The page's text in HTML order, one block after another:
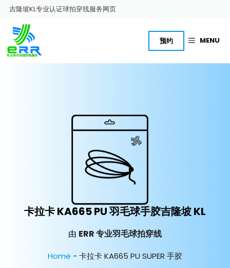
吉隆坡KL专业认证球拍穿线服务网页
MENU
预约
卡拉卡 KA665 PU 羽毛球手胶吉隆坡 KL
由 ERR 专业羽毛球拍穿线
Home - 卡拉卡 KA665 PU SUPER 手胶